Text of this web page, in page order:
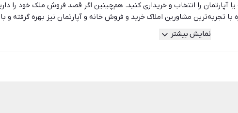
آپارتمان را انتخاب و خریداری کنید. هم‌چینین اگر قصد فروش ملک خود را
تجربه‌ترین مشاورین املاک خرید و فروش خانه و آپارتمان نیز بهره گرفته
دهید.
نمایش بیشتر